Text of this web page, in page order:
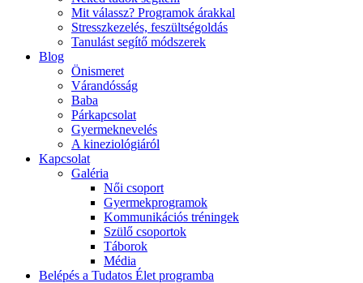
Mit válassz? Programok árakkal
Stresszkezelés, feszültségoldás
Tanulást segítő módszerek
Blog
Önismeret
Várandósság
Baba
Párkapcsolat
Gyermeknevelés
A kineziológiáról
Kapcsolat
Galéria
Női csoport
Gyermekprogramok
Kommunikációs tréningek
Szülő csoportok
Táborok
Média
Belépés a Tudatos Élet programba